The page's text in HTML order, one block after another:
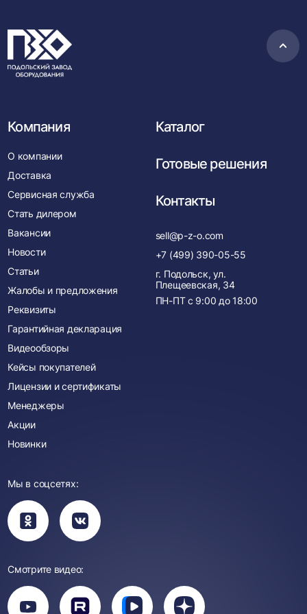
в
Компания
О компании
Доставка
Сервисная служба
Стать дилером
Вакансии
Новости
Статьи
Жалобы и предложения
Реквизиты
Гарантийная декларация
Видеообзоры
Кейсы покупателей
Лицензии и сертификаты
Менеджеры
Акции
Новинки
Каталог
Готовые решения
Контакты
sell@p-z-o.com
+7 (499) 390-05-55
г. Подольск, ул.
Плещеевская, 34
ПН-ПТ с 9:00 до 18:00
Мы в соцсетях:
Вы
перейдете
в
группу
Вы
перейдете
в
группу
Смотрите видео:
Вы
перейдете
Вы Вы Вы